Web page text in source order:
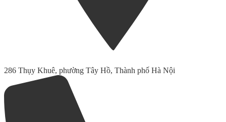
286 Thụy Khuê, phường Tây Hồ, Thành phố Hà Nội